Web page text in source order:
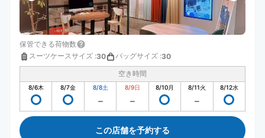
保管できる荷物数
スーツケースサイズ :30 バッグサイズ :30
空き時間
8/6木 8/7金 8/8土 8/9日 8/10月 8/11火 8/12水
この店舗を予約する